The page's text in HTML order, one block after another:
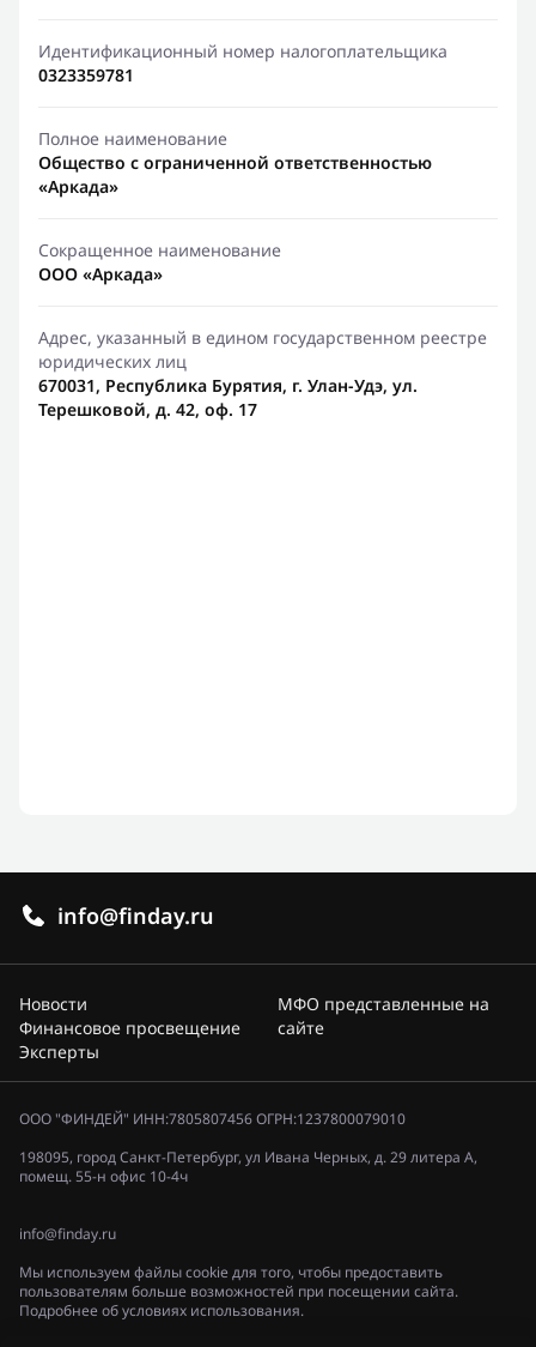
Идентификационный номер налогоплательщика
0323359781
Полное наименование
Общество с ограниченной ответственностью
«Аркада»
Сокращенное наименование
ООО «Аркада»
Адрес, указанный в едином государственном реестре
юридических лиц
670031, Республика Бурятия, г. Улан-Удэ, ул.
Терешковой, д. 42, оф. 17
info@finday.ru
Новости
Финансовое просвещение
Эксперты
МФО представленные на
сайте
ООО "ФИНДЕЙ" ИНН:7805807456 ОГРН:1237800079010
198095, город Санкт-Петербург, ул Ивана Черных, д. 29 литера А,
помещ. 55-н офис 10-4ч
info@finday.ru
Мы используем файлы cookie для того, чтобы предоставить
пользователям больше возможностей при посещении сайта.
Подробнее об условиях использования.